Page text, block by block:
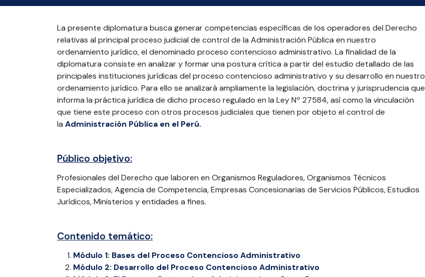
La presente diplomatura busca generar competencias específicas de los operadores del Derecho
relativas al principal proceso judicial de control de la Administración Pública en nuestro
ordenamiento jurídico, el denominado proceso contencioso administrativo. La finalidad de la
diplomatura consiste en analizar y formar una postura crítica a partir del estudio detallado de las
principales instituciones jurídicas del proceso contencioso administrativo y su desarrollo en nuestro
ordenamiento jurídico. Para ello se analizará ampliamente la legislación, doctrina y jurisprudencia que
informa la práctica jurídica de dicho proceso regulado en la Ley Nº 27584, así como la vinculación
que tiene este proceso con otros procesos judiciales que tienen por objeto el control de
la Administración Pública en el Perú.
Público objetivo:
Profesionales del Derecho que laboren en Organismos Reguladores, Organismos Técnicos
Especializados, Agencia de Competencia, Empresas Concesionarias de Servicios Públicos, Estudios
Jurídicos, Ministerios y entidades a fines.
Contenido temático:
Módulo 1: Bases del Proceso Contencioso Administrativo
Módulo 2: Desarrollo del Proceso Contencioso Administrativo